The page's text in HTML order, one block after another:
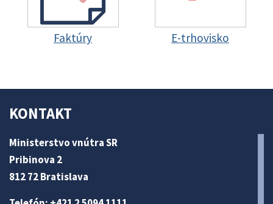
Faktúry E-trhovisko
KONTAKT
Ministerstvo vnútra SR
Pribinova 2
812 72 Bratislava